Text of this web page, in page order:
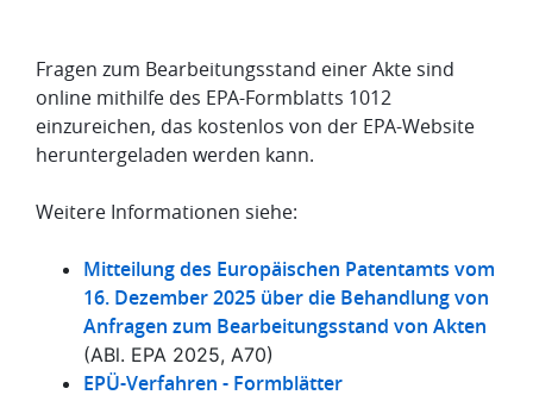
Fragen zum Bearbeitungsstand einer Akte sind
online mithilfe des EPA-Formblatts 1012
einzureichen, das kostenlos von der EPA-Website
heruntergeladen werden kann.
Weitere Informationen siehe:
Mitteilung des Europäischen Patentamts vom
16. Dezember 2025 über die Behandlung von
Anfragen zum Bearbeitungsstand von Akten
(ABl. EPA 2025, A70)
EPÜ-Verfahren - Formblätter